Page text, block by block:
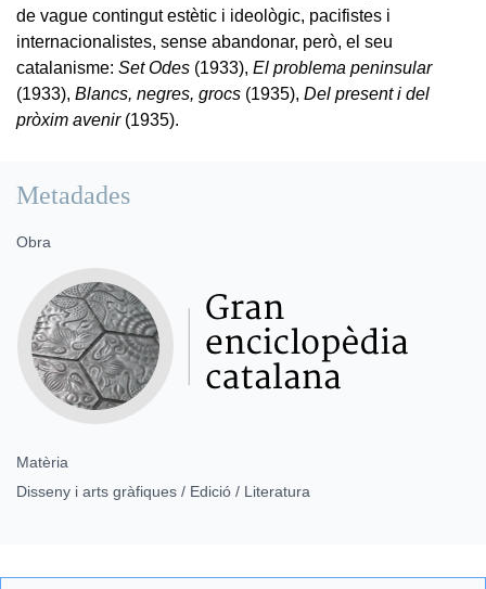
de vague contingut estètic i ideològic, pacifistes i
internacionalistes, sense abandonar, però, el seu
catalanisme: Set Odes (1933), El problema peninsular
(1933), Blancs, negres, grocs (1935), Del present i del
pròxim avenir(1935).
Metadades
Obra
Matèria
Disseny i arts gràfiques / Edició / Literatura